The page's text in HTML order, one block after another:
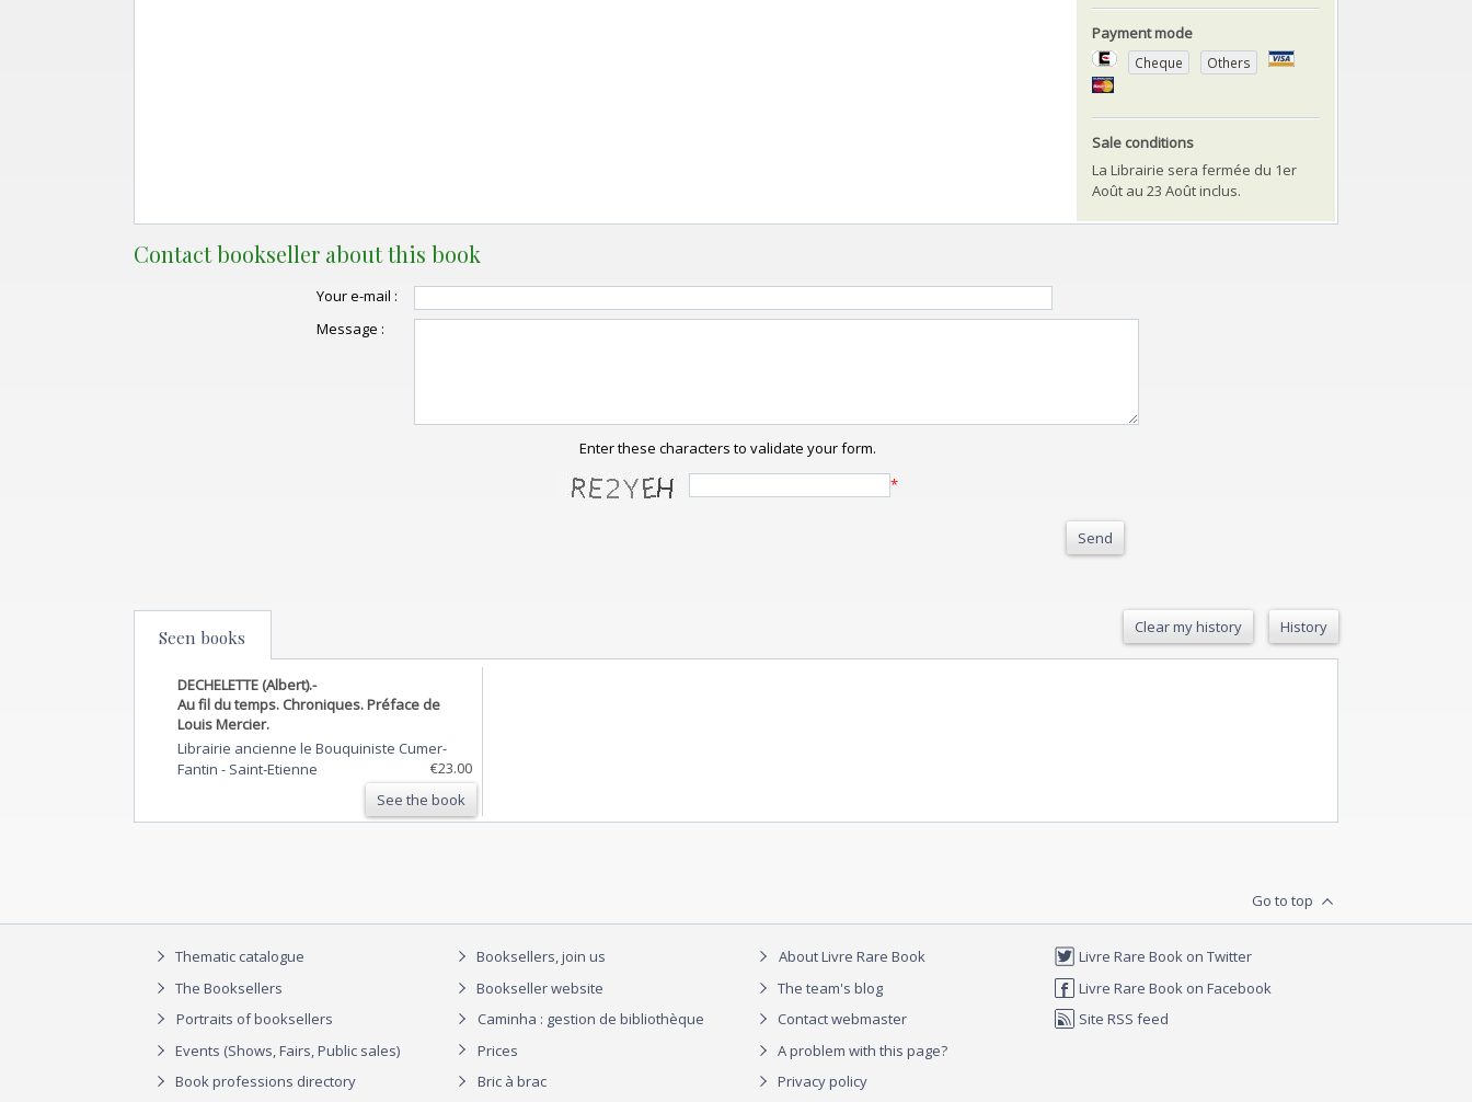
Payment mode
Cheque Others
Sale conditions
La Librairie sera fermée du 1er
Août au 23 Août inclus.
Contact bookseller about this book
Your e-mail :
Message :
Enter these characters to validate your form.
*
Send
Seen books Clear my history History
DECHELETTE (Albert).-
Au fil du temps. Chroniques. Préface de
Louis Mercier.
Librairie ancienne le Bouquiniste Cumer-
Fantin - Saint-Etienne
€23.00
See the book
Go to top
Thematic catalogue
The Booksellers
Portraits of booksellers
Events (Shows, Fairs, Public sales)
Book professions directory
Booksellers, join us
Bookseller website
Caminha : gestion de bibliothèque
Prices
Bric à brac
About Livre Rare Book
The team's blog
Contact webmaster
A problem with this page?
Privacy policy
Livre Rare Book on Twitter
Livre Rare Book on Facebook
Site RSS feed